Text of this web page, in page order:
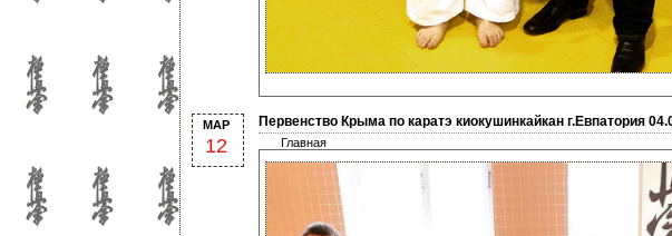
МАР
12
Первенство Крыма по каратэ киокушинкайкан г.Евпатория
Главная